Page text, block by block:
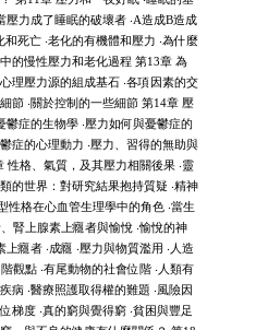
壓力成了睡眠的破壞者 ‧A造成B造成
死亡 ‧老化的有機體和壓力 ‧為什麼
的慢性壓力和老化過程 第13章 為
理壓力源的組成基石 ‧各項因素的交
節 ‧關於控制的一些細節 第14章 壓
鬱症的生物學 ‧壓力如何與憂鬱症的
症的心理動力 ‧壓力、習得的無助與
性格、氣質，及其壓力相關後果 ‧靈
的世界：對研究結果抱持質疑 ‧精神
性格在心血管生理學中的角色 ‧當生
腎上腺素上癮者與愉悅 ‧愉悅的神
癮者 ‧成癮 ‧壓力與物質濫用 ‧人造
觀點 ‧有尾動物的社會位階 ‧人類有
病 ‧醫療照護取得權的難題 ‧風險因
梯度 ‧真的窮與覺得窮 ‧貧困與豐足